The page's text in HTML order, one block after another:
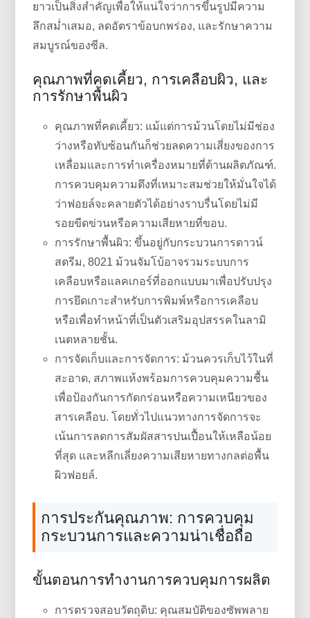
ยาวเป็นสิ่งสำคัญเพื่อให้แน่ใจว่าการขึ้นรูปมีความ
ลึกสม่ำเสมอ, ลดอัตราข้อบกพร่อง, และรักษาความ
สมบูรณ์ของซีล.
คุณภาพที่คดเคี้ยว, การเคลือบผิว, และ
การรักษาพื้นผิว
คุณภาพที่คดเคี้ยว: แม้แต่การม้วนโดยไม่มีช่อง
ว่างหรือทับซ้อนกันก็ช่วยลดความเสี่ยงของการ
เหลื่อมและการทำเครื่องหมายที่ด้านผลิตภัณฑ์.
การควบคุมความตึงที่เหมาะสมช่วยให้มั่นใจได้
ว่าฟอยล์จะคลายตัวได้อย่างราบรื่นโดยไม่มี
รอยขีดข่วนหรือความเสียหายที่ขอบ.
การรักษาพื้นผิว: ขึ้นอยู่กับกระบวนการดาวน์
สตรีม, 8021 ม้วนจัมโบ้อาจรวมระบบการ
เคลือบหรือแลคเกอร์ที่ออกแบบมาเพื่อปรับปรุง
การยึดเกาะสำหรับการพิมพ์หรือการเคลือบ
หรือเพื่อทำหน้าที่เป็นตัวเสริมอุปสรรคในลามิ
เนตหลายชั้น.
การจัดเก็บและการจัดการ: ม้วนควรเก็บไว้ในที่
สะอาด, สภาพแห้งพร้อมการควบคุมความชื้น
เพื่อป้องกันการกัดกร่อนหรือความเหนียวของ
สารเคลือบ. โดยทั่วไปแนวทางการจัดการจะ
เน้นการลดการสัมผัสสารปนเปื้อนให้เหลือน้อย
ที่สุด และหลีกเลี่ยงความเสียหายทางกลต่อพื้น
ผิวฟอยล์.
การประกันคุณภาพ: การควบคุม
กระบวนการและความน่าเชื่อถือ
ขั้นตอนการทำงานการควบคุมการผลิต
การตรวจสอบวัตถุดิบ: คุณสมบัติของซัพพลาย